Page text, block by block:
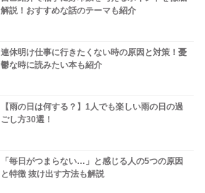
解説！おすすめな話のテーマも紹介
連休明け仕事に行きたくない時の原因と対策！憂
鬱な時に読みたい本も紹介
【雨の日は何する？】1人でも楽しい雨の日の過
ごし方30選！
「毎日がつまらない…」と感じる人の5つの原因
と特徴 抜け出す方法も解説